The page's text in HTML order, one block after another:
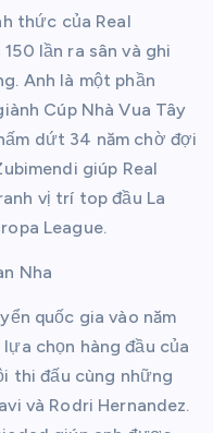
thức của Real
lần ra sân và ghi
Anh là một phần
Cúp Nhà Vua Tây
dứt 34 năm chờ đợi
giúp Real
vị trí top đầu La
League.
Nha
quốc gia vào năm
chọn hàng đầu của
thi đấu cùng những
và Rodri Hernandez.